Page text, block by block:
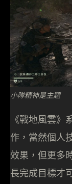
小隊精神是主題
《戰地風雲》
作，當然個人
效果，但更多
長完成目標才